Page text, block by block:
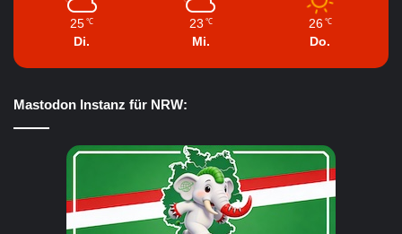
25 ℃
Di.
23 ℃
Mi.
26 ℃
Do.
Mastodon Instanz für NRW: